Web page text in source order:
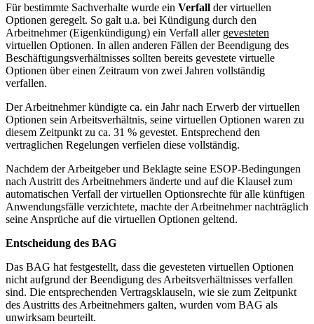
Für bestimmte Sachverhalte wurde ein Verfall der virtuellen
Optionen geregelt. So galt u.a. bei Kündigung durch den
Arbeitnehmer (Eigenkündigung) ein Verfall aller gevesteten
virtuellen Optionen. In allen anderen Fällen der Beendigung des
Beschäftigungsverhältnisses sollten bereits gevestete virtuelle
Optionen über einen Zeitraum von zwei Jahren vollständig
verfallen.
Der Arbeitnehmer kündigte ca. ein Jahr nach Erwerb der virtuellen
Optionen sein Arbeitsverhältnis, seine virtuellen Optionen waren zu
diesem Zeitpunkt zu ca. 31 % gevestet. Entsprechend den
vertraglichen Regelungen verfielen diese vollständig.
Nachdem der Arbeitgeber und Beklagte seine ESOP-Bedingungen
nach Austritt des Arbeitnehmers änderte und auf die Klausel zum
automatischen Verfall der virtuellen Optionsrechte für alle künftigen
Anwendungsfälle verzichtete, machte der Arbeitnehmer nachträglich
seine Ansprüche auf die virtuellen Optionen geltend.
Entscheidung des BAG
Das BAG hat festgestellt, dass die gevesteten virtuellen Optionen
nicht aufgrund der Beendigung des Arbeitsverhältnisses verfallen
sind. Die entsprechenden Vertragsklauseln, wie sie zum Zeitpunkt
des Austritts des Arbeitnehmers galten, wurden vom BAG als
unwirksam beurteilt.